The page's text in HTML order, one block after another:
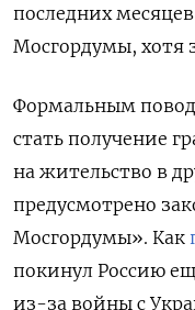
последних
Мосгордумы, хотя
Формальным
стать получение
на жительство в
предусмотрено
Мосгордумы». Как
покинул Россию
из-за войны с